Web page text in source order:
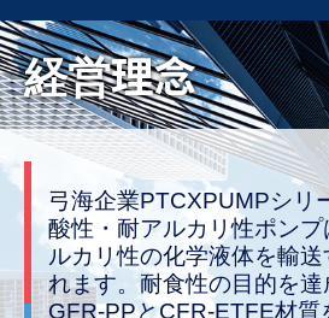
経営理念
弓海企業PTCXPUMPシリ
酸性・耐アルカリ性ポン
ルカリ性の化学液体を輸
れます。耐食性の目的を達
GFR-PPとCFR-ETFE材質